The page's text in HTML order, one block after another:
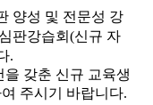
양성 및 전문성 강
판강습회 (신규 자
.
갖춘 신규 교육생
주시기 바랍니다.